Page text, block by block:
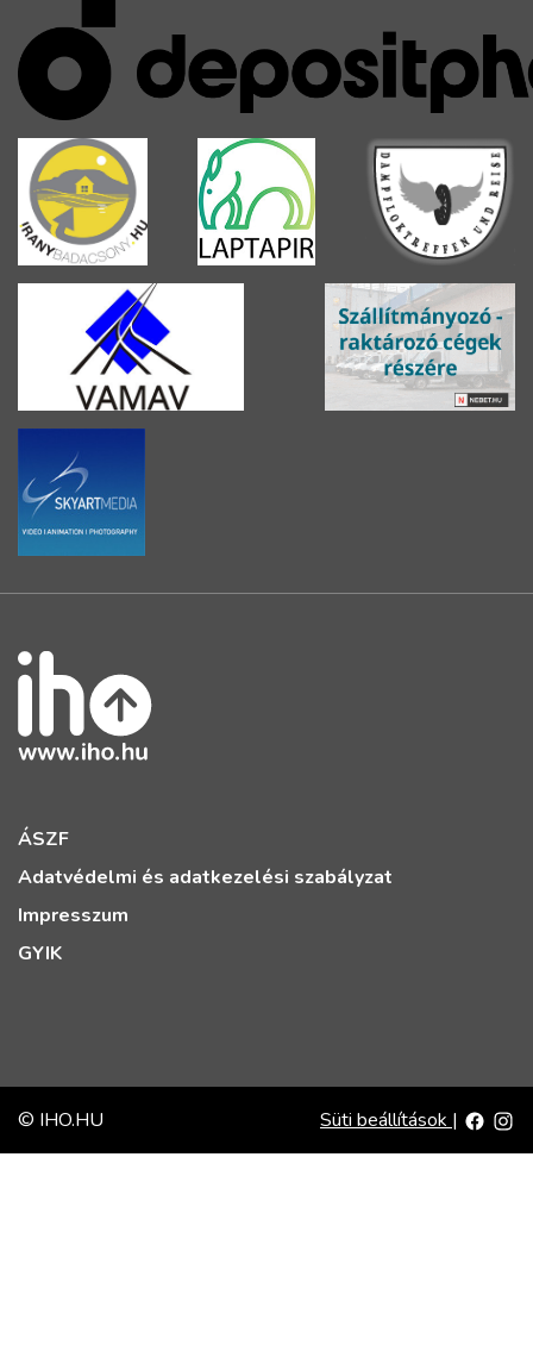
ÁSZF
Adatvédelmi és adatkezelési szabályzat
Impresszum
GYIK
© IHO.HU Süti beállítások |